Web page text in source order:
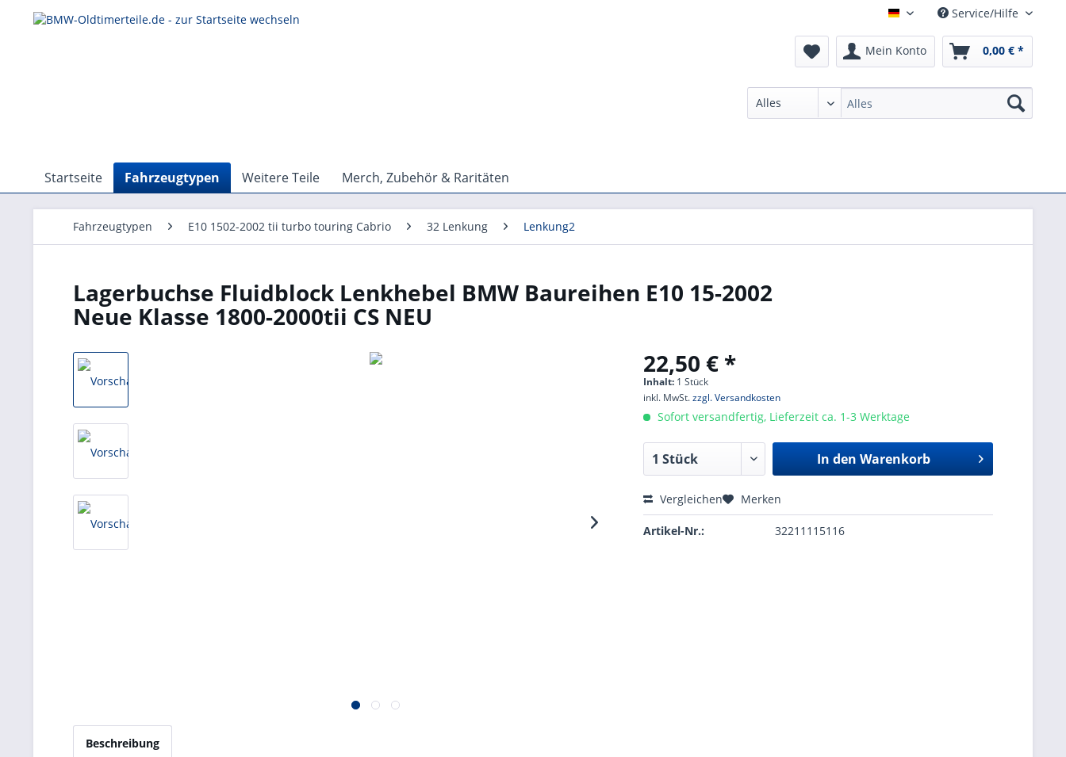
German Service/Hilfe
Mein Konto 0,00 € *
Startseite Fahrzeugtypen Weitere Teile Merch, Zubehör & Raritäten
Fahrzeugtypen E10 1502-2002 tii turbo touring Cabrio 32 Lenkung Lenkung2
Lagerbuchse Fluidblock Lenkhebel BMW Baureihen E10 15-2002
Neue Klasse 1800-2000tii CS NEU
22,50 € *
Inhalt: 1 Stück
inkl. MwSt.zzgl. Versandkosten
Sofort versandfertig, Lieferzeit ca. 1-3 Werktage
In den Warenkorb
Vergleichen Merken
Artikel-Nr.: 32211115116
Beschreibung